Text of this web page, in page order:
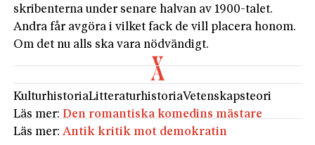
skribenterna under senare halvan av 1900-talet.
Andra får avgöra i vilket fack de vill placera honom.
Om det nu alls ska vara nödvändigt.
KulturhistoriaLitteraturhistoriaVetenskapsteori
Läs mer:Den romantiska komedins mästare
Läs mer:Antik kritik mot demokratin